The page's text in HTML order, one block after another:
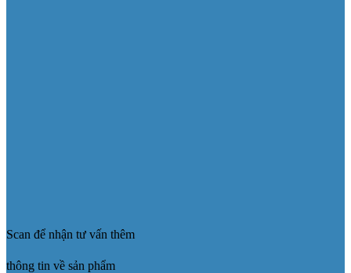
Scan để nhận tư vấn thêm
thông tin về sản phẩm